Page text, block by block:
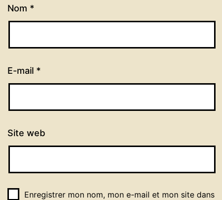
Nom *
E-mail *
Site web
Enregistrer mon nom, mon e-mail et mon site dans